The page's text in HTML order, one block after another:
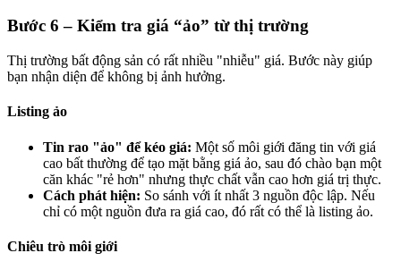
Bước 6 – Kiểm tra giá “ảo” từ thị trường
Thị trường bất động sản có rất nhiều "nhiễu" giá. Bước này giúp
bạn nhận diện để không bị ảnh hưởng.
Listing ảo
Tin rao "ảo" để kéo giá: Một số môi giới đăng tin với giá
cao bất thường để tạo mặt bằng giá ảo, sau đó chào bạn một
căn khác "rẻ hơn" nhưng thực chất vẫn cao hơn giá trị thực.
Cách phát hiện: So sánh với ít nhất 3 nguồn độc lập. Nếu
chỉ có một nguồn đưa ra giá cao, đó rất có thể là listing ảo.
Chiêu trò môi giới